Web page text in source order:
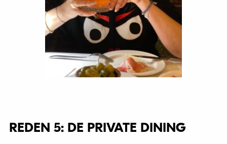
En dan is er in de voorzijde van het restaurant